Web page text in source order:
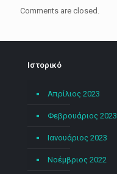
Comments are closed.
Ιστορικό
Απρίλιος 2023
Φεβρουάριος 2023
Ιανουάριος 2023
Νοέμβριος 2022